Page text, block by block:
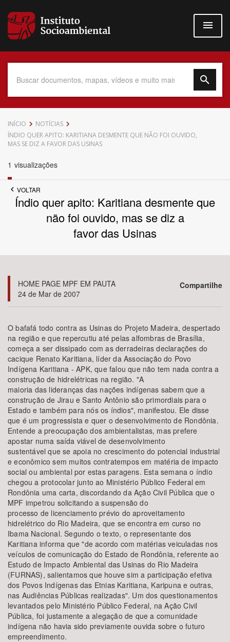
para
conteúdo
Data do Documento
Bioma / Bacia
Tema
Subtema
Área de Levantamento
Área Protegida
BUSCAR
INÍCIO
NOTÍCIAS
ÍNDIO QUER APITO: KARITIANA DESMENTE QUE NÃO FOI OUVIDO,
MAS SE DIZ A FAVOR DAS USINAS
1 visualizações
VOLTAR
Índio quer apito: Karitiana desmente que
não foi ouvido, mas se diz a
favor das Usinas
HOME PAGE MPF EM PAUTA
24 de Mar de 2007
Compartilhe
O bafafá todo contra as Usinas do Projeto Madeira, despertado
na região e que repercutiu até pelas alfombras de Brasília,
começa a ser dissipado com as derradeiras declarações do
cacique Renato Karitiana, líder da Associação do Povo
Indígena Karitiana - APK, que falou que não tem nada contra a
construção de hidrelétricas na região. "A
maioria das lideranças das nações indígenas sabem que a
construção de Jirau e Santo Antônio são primordiais para o
Estado e também para nós os índios", manifestou. Ele disse
que é um progressista e quer o desenvolvimento de Rondônia.
Entende a preocupação dos ambientalistas, mas prefere
apostar numa saída viável de desenvolvimento
sustentável que se apoia no crescimento do potencial industrial
e econômico sem muitos contratempos em matéria de impacto
social ou ambiental por estas paragens. Esta semana o índio
chegou a protocolar junto ao Ministério Público Federal em
Rondônia uma carta, discordando da Ação Civil Pública que o
MPF impetrou solicitando a suspensão do
processo de licenciamento prévio do aproveitamento
hidrelétrico do Rio Madeira, que se encontra em curso no
Ibama Nacional. Segundo o texto, o representante dos
Karitiana informa que "de acordo com matérias veiculadas nos
veículos de comunicação do Estado de Rondônia, referente ao
Estudo de Impacto Ambiental das Usinas do Rio Madeira
(FURNAS), salientamos que houve sim a participação efetiva
dos Povos Indígenas das Etnias Karitiana, Karipuna e outras,
nas Audiências Públicas realizadas". Um dos questionamentos
levantados pelo Ministério Público Federal, na Ação Civil
Pública, foi justamente a alegação de que a comunidade
indígena não havia sido previamente ouvida sobre o futuro
empreendimento.